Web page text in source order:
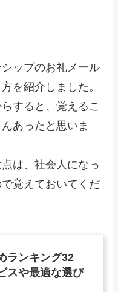
ップのお礼メール
を紹介しました。
すると、覚えるこ
あったと思いま
は、社会人になっ
覚えておいてくだ
ランキング32
スや最適な選び